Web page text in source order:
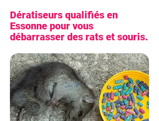
Dératiseurs qualifiés en
Essonne pour vous
débarrasser des rats et souris.